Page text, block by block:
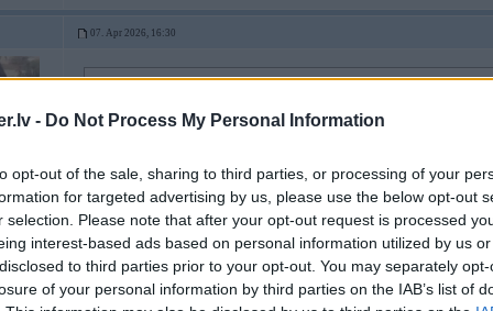
- Do Not Process My Personal Information
opt-out of the sale, sharing to third parties, or processing of your
for targeted advertising by us, please use the below opt-out
selection. Please note that after your opt-out request is processed
interest-based ads based on personal information utilized by us
to third parties prior to your opt-out. You may separately
of your personal information by third parties on the IAB’s list of
07. Apr 2026, 16:30
Ja godīgi, nemaz nezinu, kāda tagad ir cena tieši pašai naftai. Jo, nu... šī
EDIT: ok, pamanīju, ka kolēģis iepriekš rakstīja par 110
EDIT2: jebkurā gadījumā, tā ir cena tikai par naftu - bet mums jau tiešā